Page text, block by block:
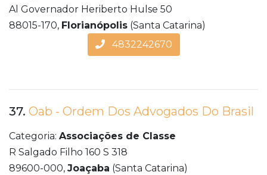
Al Governador Heriberto Hulse 50
88015-170, Florianópolis (Santa Catarina)
4832242670
37. Oab - Ordem Dos Advogados Do Brasil
Categoria: Associações de Classe
R Salgado Filho 160 S 318
89600-000, Joaçaba (Santa Catarina)